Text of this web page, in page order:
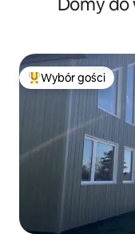
Najpopularniejsze z
Wybór gości